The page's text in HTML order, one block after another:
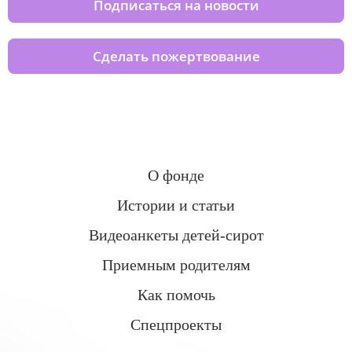
Подписаться на новости
Сделать пожертвование
О фонде
Истории и статьи
Видеоанкеты детей-сирот
Приемным родителям
Как помочь
Спецпроекты